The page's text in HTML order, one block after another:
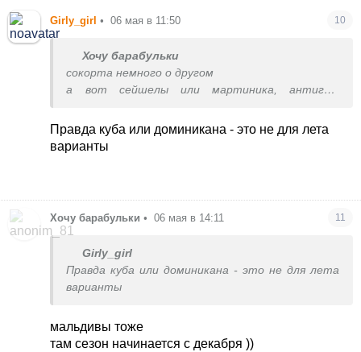
Girly_girl • 06 мая в 11:50 10
Хочу барабульки
сокорта немного о другом
а вот сейшелы или мартиника, антигуа,
сейшелы даже красивее и интереснее
да, и банально - куба или доминикана подойдет,
если белый песок нужен и бирюзовое море
Правда куба или доминикана - это не для лета
варианты
Хочу барабульки • 06 мая в 14:11 11
Girly_girl
Правда куба или доминикана - это не для лета
варианты
мальдивы тоже
там сезон начинается с декабря ))